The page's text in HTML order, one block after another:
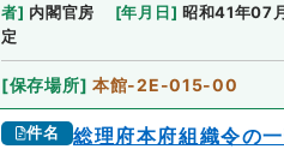
者] 内閣官房 [年月日] 昭和41年07
定
[保存場所] 本館-2E-015-00
件名 総理府本府組織令の